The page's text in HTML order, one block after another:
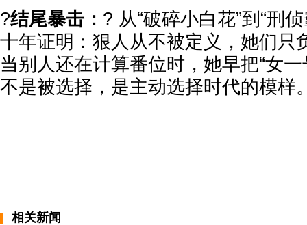
?结尾暴击： ? 从“破碎小白花”到“刑
十年证明：狠人从不被定义，她们只
当别人还在计算番位时，她早把“女
不是被选择，是主动选择时代的模样
相关新闻